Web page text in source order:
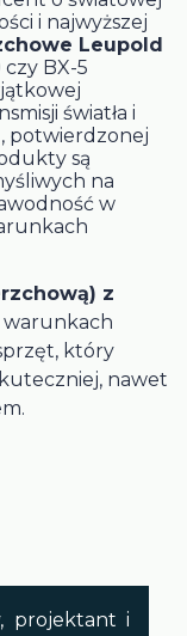
i najwyższej
Leupold
BX-5
światła i
potwierdzonej
są
na
w
z
warunkach
który
nawet
i